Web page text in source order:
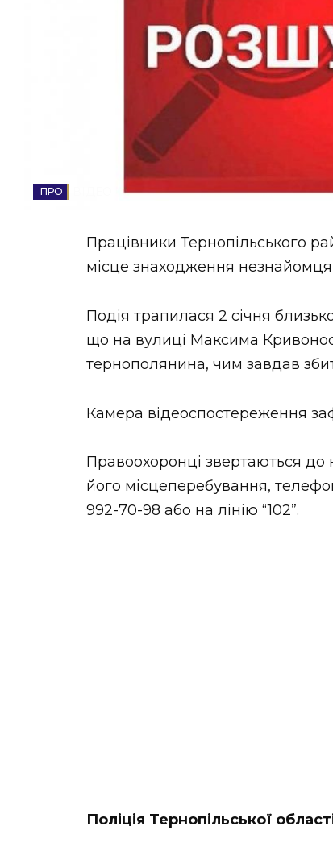
НОВИНИ ЗАХІДНОЇ УКРАЇНИ
ВІДЕО
Працівники Тернопільського
місце знаходження
Подія трапилася 2 січня
що на вулиці Максима
тернополянина, чим завдав
Камера відеоспостереження
Правоохоронці звертаються
його місцеперебування,
992-70-98 або на лінію “102”.
Поліція Тернопільської